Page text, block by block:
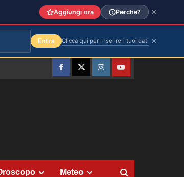
FacebookTwitterInstagramYouTube
Meteo
Aggiungi ora Perche?
Entra Clicca qui per inserire i tuoi dati